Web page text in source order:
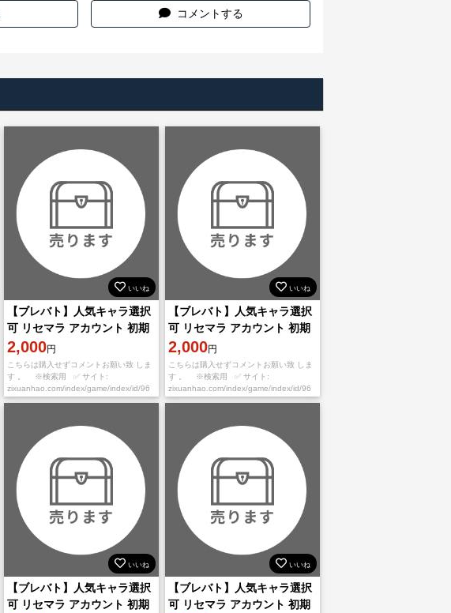
コメントする
いいね
【ブレバト】人気キャラ選択
可 リセマラ アカウント 初期
垢
2,000円
こちらは購入せずコメントお願い致 しま
す 。 ※検索用 ✅ サイト:
zixuanhao.com/index/game/index/id/96
※お取引の流れ※ ①必ずご希望番号を
いいね
【ブレバト】人気キャラ選択
可 リセマラ アカウント 初期
垢
2,000円
こちらは購入せずコメントお願い致 しま
す 。 ※検索用 ✅ サイト:
zixuanhao.com/index/game/index/id/96
※お取引の流れ※ ①必ずご希望番号を
いいね
【ブレバト】人気キャラ選択
可 リセマラ アカウント 初期
いいね
【ブレバト】人気キャラ選択
可 リセマラ アカウント 初期